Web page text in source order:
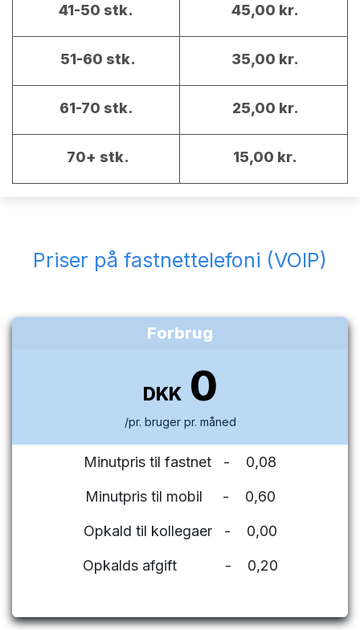
41-50 stk. 45,00 kr.
51-60 stk. 35,00 kr.
61-70 stk. 25,00 kr.
70+ stk. 15,00 kr.
Priser på fastnettelefoni (VOIP)
Forbrug
DKK 0
/pr. bruger pr. måned
Minutpris til fastnet - 0,08
Minutpris til mobil - 0,60
Opkald til kollegaer - 0,00
Opkalds afgift - 0,20